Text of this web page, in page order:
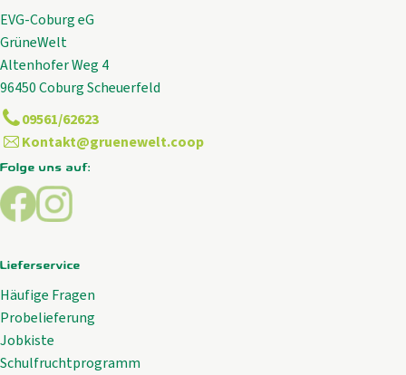
EVG-Coburg eG
GrüneWelt
Altenhofer Weg 4
96450 Coburg Scheuerfeld
09561/62623
Kontakt@gruenewelt.coop
Folge uns auf:
Externer Link zu https://www.facebook.com/
Externer Link zu https://www.instagram.com/
Lieferservice
Häufige Fragen
Probelieferung
Jobkiste
Schulfruchtprogramm